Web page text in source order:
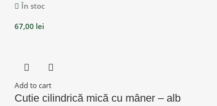
În stoc
67,00 lei
Add to cart
Cutie cilindrică mică cu mâner – alb